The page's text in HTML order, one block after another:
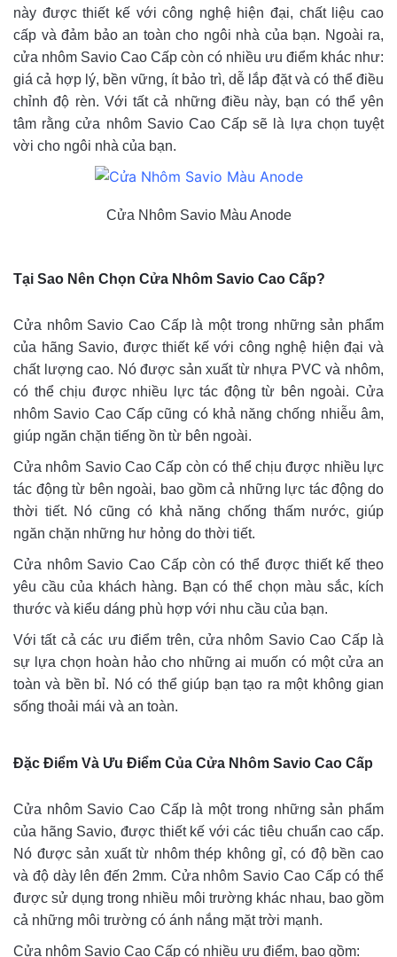
này được thiết kế với công nghệ hiện đại, chất liệu cao
cấp và đảm bảo an toàn cho ngôi nhà của bạn. Ngoài ra,
cửa nhôm Savio Cao Cấp còn có nhiều ưu điểm khác như:
giá cả hợp lý, bền vững, ít bảo trì, dễ lắp đặt và có thể điều
chỉnh độ rèn. Với tất cả những điều này, bạn có thể yên
tâm rằng cửa nhôm Savio Cao Cấp sẽ là lựa chọn tuyệt
vời cho ngôi nhà của bạn.
Cửa Nhôm Savio Màu Anode
Tại Sao Nên Chọn Cửa Nhôm Savio Cao Cấp?
Cửa nhôm Savio Cao Cấp là một trong những sản phẩm
của hãng Savio, được thiết kế với công nghệ hiện đại và
chất lượng cao. Nó được sản xuất từ nhựa PVC và nhôm,
có thể chịu được nhiều lực tác động từ bên ngoài. Cửa
nhôm Savio Cao Cấp cũng có khả năng chống nhiễu âm,
giúp ngăn chặn tiếng ồn từ bên ngoài.
Cửa nhôm Savio Cao Cấp còn có thể chịu được nhiều lực
tác động từ bên ngoài, bao gồm cả những lực tác động do
thời tiết. Nó cũng có khả năng chống thấm nước, giúp
ngăn chặn những hư hỏng do thời tiết.
Cửa nhôm Savio Cao Cấp còn có thể được thiết kế theo
yêu cầu của khách hàng. Bạn có thể chọn màu sắc, kích
thước và kiểu dáng phù hợp với nhu cầu của bạn.
Với tất cả các ưu điểm trên, cửa nhôm Savio Cao Cấp là
sự lựa chọn hoàn hảo cho những ai muốn có một cửa an
toàn và bền bỉ. Nó có thể giúp bạn tạo ra một không gian
sống thoải mái và an toàn.
Đặc Điểm Và Ưu Điểm Của Cửa Nhôm Savio Cao Cấp
Cửa nhôm Savio Cao Cấp là một trong những sản phẩm
của hãng Savio, được thiết kế với các tiêu chuẩn cao cấp.
Nó được sản xuất từ nhôm thép không gỉ, có độ bền cao
và độ dày lên đến 2mm. Cửa nhôm Savio Cao Cấp có thể
được sử dụng trong nhiều môi trường khác nhau, bao gồm
cả những môi trường có ánh nắng mặt trời mạnh.
Cửa nhôm Savio Cao Cấp có nhiều ưu điểm, bao gồm: